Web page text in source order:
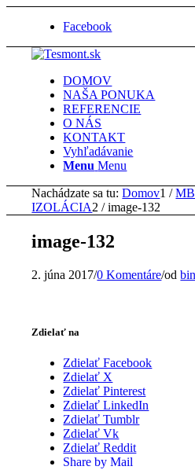
Facebook
DOMOV
NAŠA PONUKA
REFERENCIE
O NÁS
KONTAKT
Vyhľadávanie
Menu Menu
Nachádzate sa tu: Domov1 /
IZOLÁCIA2 / image-132
image-132
2. júna 2017/0 Komentáre/od
Zdielať na
Zdielať Facebook
Zdielať X
Zdielať Pinterest
Zdielať LinkedIn
Zdielať Tumblr
Zdielať Vk
Zdielať Reddit
Share by Mail